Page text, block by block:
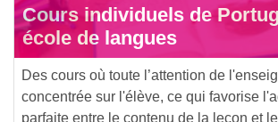
Cours individuels de
école de langues
Des cours où toute l’attention de
concentrée sur l'élève, ce qui favorise
parfaite entre le contenu de la leçon et